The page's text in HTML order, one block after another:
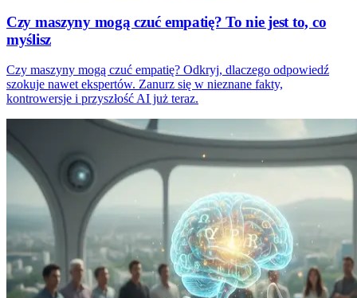
Czy maszyny mogą czuć empatię? To nie jest to, co
myślisz
Czy maszyny mogą czuć empatię? Odkryj, dlaczego odpowiedź
szokuje nawet ekspertów. Zanurz się w nieznane fakty,
kontrowersje i przyszłość AI już teraz.